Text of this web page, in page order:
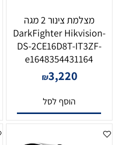
מצלמת צינור 2 מגה
DarkFighter Hikvision-
DS-2CE16D8T-IT3ZF-
e1648354431164
₪3,220
הוסף לסל